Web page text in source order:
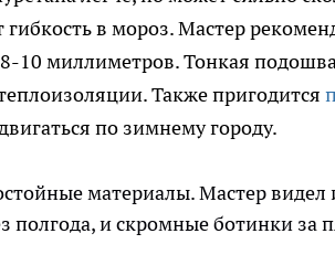
в мороз. Мастер
10 миллиметров. Тонкая
Также пригодится
по зимнему городу.
материалы. Мастер видел
полгода, и скромные ботинки за